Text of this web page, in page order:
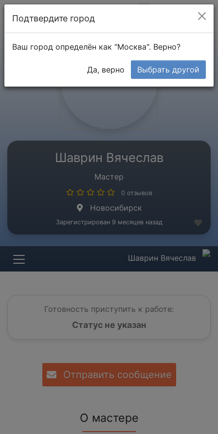
Шаврин Вячеслав
Мастер
0 отзывов
Новосибирск
Зарегистрирован 9 месяцев назад
Шаврин Вячеслав
Готовность приступить к работе:
Статус не указан
Отправить сообщение
О мастере
Подтвердите город
Ваш город определён как "Москва". Верно?
Да, верно Выбрать другой